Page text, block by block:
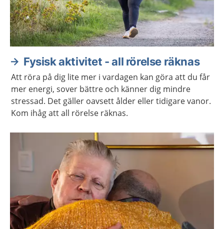
Fysisk aktivitet - all rörelse räknas
Att röra på dig lite mer i vardagen kan göra att du får
mer energi, sover bättre och känner dig mindre
stressad. Det gäller oavsett ålder eller tidigare vanor.
Kom ihåg att all rörelse räknas.